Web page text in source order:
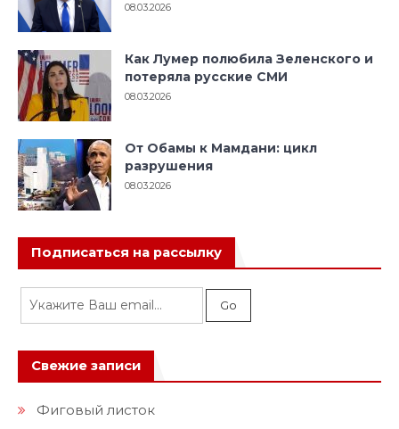
08.03.2026
Как Лумер полюбила Зеленского и
потеряла русские СМИ
08.03.2026
От Обамы к Мамдани: цикл
разрушения
08.03.2026
Подписаться на рассылку
Свежие записи
Фиговый листок